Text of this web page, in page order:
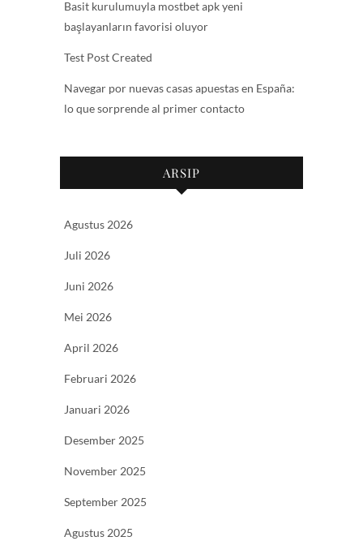
Basit kurulumuyla mostbet apk yeni
başlayanların favorisi oluyor
Test Post Created
Navegar por nuevas casas apuestas en España:
lo que sorprende al primer contacto
ARSIP
Agustus 2026
Juli 2026
Juni 2026
Mei 2026
April 2026
Februari 2026
Januari 2026
Desember 2025
November 2025
September 2025
Agustus 2025